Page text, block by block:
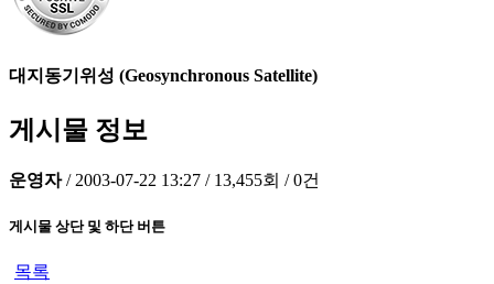
대지동기위성 (Geosynchronous Satellite)
게시물 정보
운영자 / 2003-07-22 13:27 / 13,455회 / 0건
게시물 상단 및 하단 버튼
목록